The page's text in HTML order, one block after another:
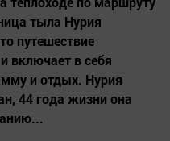
тыла Нурия
путешествие
включает в себя
и отдых. Нурия
44 года жизни она